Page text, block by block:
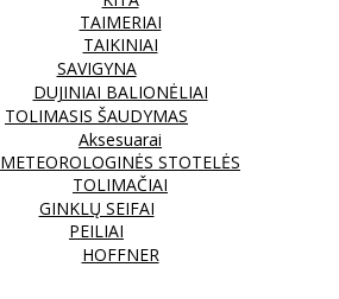
TAIMERIAI
TAIKINIAI
SAVIGYNA
DUJINIAI BALIONĖLIAI
TOLIMASIS ŠAUDYMAS
Aksesuarai
METEOROLOGINĖS STOTELĖS
TOLIMAČIAI
GINKLŲ SEIFAI
PEILIAI
HOFFNER